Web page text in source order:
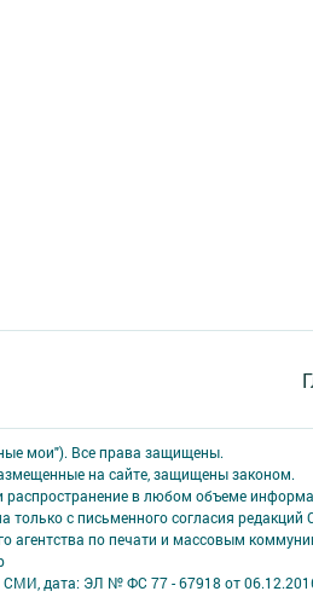
мои"). Все права защищены.
на сайте, защищены законом.
распространение в любом объеме
только с письменного согласия
агентства по печати и массовым
СМИ, дата: ЭЛ № ФС 77 - 67918 от